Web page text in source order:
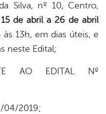
Silva, nº 10, Centro,
de abril a 26 de abril
13h, em dias úteis, e
neste Edital;
AO EDITAL Nº
04/2019;